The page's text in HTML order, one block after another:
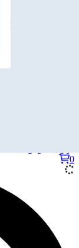
دستگاه
0